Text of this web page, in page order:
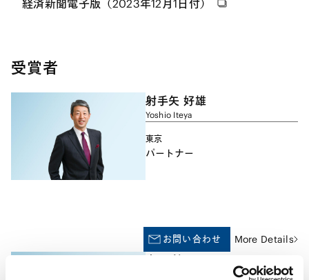
経済新聞電子版（2023年12月1日付）
受賞者
射手矢 好雄
Yoshio Iteya
東京
パートナー
お問い合わせ More Details
宮野 勉